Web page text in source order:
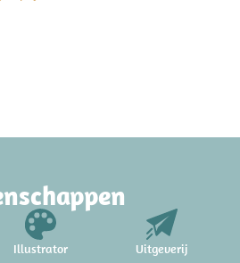
Illustrator Uitgeverij